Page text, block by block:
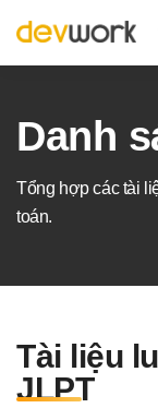
Danh
Tổng hợp các tài
toán.
Tài liệu
JLPT